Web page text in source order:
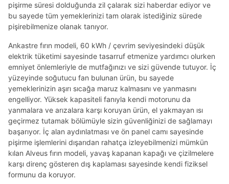
pişirme süresi dolduğunda zil çalarak sizi haberdar ediyor ve
bu sayede tüm yemeklerinizi tam olarak istediğiniz sürede
pişirebilmenize olanak tanıyor.
Ankastre fırın modeli, 60 kWh / çevrim seviyesindeki düşük
elektrik tüketimi sayesinde tasarruf etmenize yardımcı olurken
emniyet önlemleriyle de mutfağınızı ve sizi güvende tutuyor. İç
yüzeyinde soğutucu fan bulunan ürün, bu sayede
yemeklerinizin aşırı sıcağa maruz kalmasını ve yanmasını
engelliyor. Yüksek kapasiteli fanıyla kendi motorunu da
yanmalara ve arızalara karşı koruyan ürün, el yakmayan ısı
geçirmez tutamak bölümüyle sizin güvenliğinizi de sağlamayı
başarıyor. İç alan aydınlatması ve ön panel camı sayesinde
pişirme işlemlerini dışarıdan rahatça izleyebilmenizi mümkün
kılan Alveus fırın modeli, yavaş kapanan kapağı ve çizilmelere
karşı direnç gösteren dış kaplaması sayesinde kendi fiziksel
formunu da koruyor.